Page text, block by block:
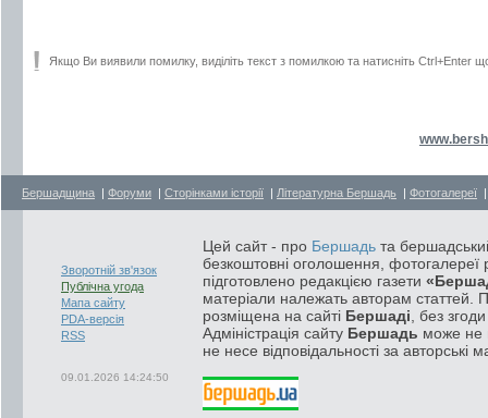
Якщо Ви виявили помилку, виділіть текст з помилкою та натисніть Ctrl+Enter
Бершадщина | Форуми | Сторінками історії | Літературна Бершадь | Фотогалереї
Зворотній зв'язок
Публічна угода
Мапа сайту
PDA-версія
RSS
09.01.2026 14:24:50
Цей сайт - про Бершадь та
безкоштовні оголошення, фотогалереї
підготовлено редакцією газети
матеріали належать авторам статтей.
розміщена на сайті Бершаді , без
Адміністрація сайту Бершадь може не
не несе відповідальності за авторські